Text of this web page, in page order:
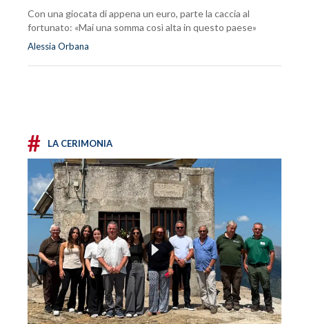
Con una giocata di appena un euro, parte la caccia al
fortunato: «Mai una somma così alta in questo paese»
Alessia Orbana
# LA CERIMONIA